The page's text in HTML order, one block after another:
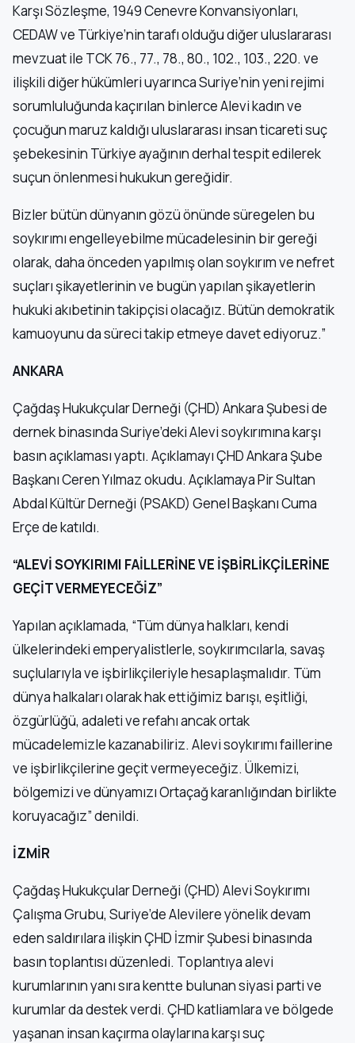
Karşı Sözleşme, 1949 Cenevre Konvansiyonları,
CEDAW ve Türkiye’nin tarafı olduğu diğer uluslararası
mevzuat ile TCK 76., 77., 78., 80., 102., 103., 220. ve
ilişkili diğer hükümleri uyarınca Suriye’nin yeni rejimi
sorumluluğunda kaçırılan binlerce Alevi kadın ve
çocuğun maruz kaldığı uluslararası insan ticareti suç
şebekesinin Türkiye ayağının derhal tespit edilerek
suçun önlenmesi hukukun gereğidir.
Bizler bütün dünyanın gözü önünde süregelen bu
soykırımı engelleyebilme mücadelesinin bir gereği
olarak, daha önceden yapılmış olan soykırım ve nefret
suçları şikayetlerinin ve bugün yapılan şikayetlerin
hukuki akıbetinin takipçisi olacağız. Bütün demokratik
kamuoyunu da süreci takip etmeye davet ediyoruz.”
ANKARA
Çağdaş Hukukçular Derneği (ÇHD) Ankara Şubesi de
dernek binasında Suriye’deki Alevi soykırımına karşı
basın açıklaması yaptı. Açıklamayı ÇHD Ankara Şube
Başkanı Ceren Yılmaz okudu. Açıklamaya Pir Sultan
Abdal Kültür Derneği (PSAKD) Genel Başkanı Cuma
Erçe de katıldı.
“ALEVİ SOYKIRIMI FAİLLERİNE VE İŞBİRLİKÇİLERİNE
GEÇİT VERMEYECEĞİZ”
Yapılan açıklamada, “Tüm dünya halkları, kendi
ülkelerindeki emperyalistlerle, soykırımcılarla, savaş
suçlularıyla ve işbirlikçileriyle hesaplaşmalıdır. Tüm
dünya halkaları olarak hak ettiğimiz barışı, eşitliği,
özgürlüğü, adaleti ve refahı ancak ortak
mücadelemizle kazanabiliriz. Alevi soykırımı faillerine
ve işbirlikçilerine geçit vermeyeceğiz. Ülkemizi,
bölgemizi ve dünyamızı Ortaçağ karanlığından birlikte
koruyacağız” denildi.
İZMİR
Çağdaş Hukukçular Derneği (ÇHD) Alevi Soykırımı
Çalışma Grubu, Suriye’de Alevilere yönelik devam
eden saldırılara ilişkin ÇHD İzmir Şubesi binasında
basın toplantısı düzenledi. Toplantıya alevi
kurumlarının yanı sıra kentte bulunan siyasi parti ve
kurumlar da destek verdi. ÇHD katliamlara ve bölgede
yaşanan insan kaçırma olaylarına karşı suç